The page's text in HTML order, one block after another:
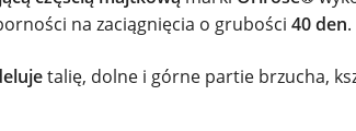
na zaciągnięcia o grubości 40 den.
talię, dolne i górne partie brzucha,